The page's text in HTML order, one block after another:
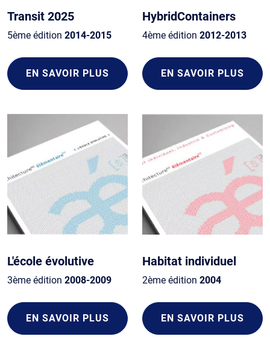
Transit 2025
5ème édition 2014-2015
EN SAVOIR PLUS
HybridContainers
4ème édition 2012-2013
EN SAVOIR PLUS
L'école évolutive
3ème édition 2008-2009
EN SAVOIR PLUS
Habitat individuel
2ème édition 2004
EN SAVOIR PLUS